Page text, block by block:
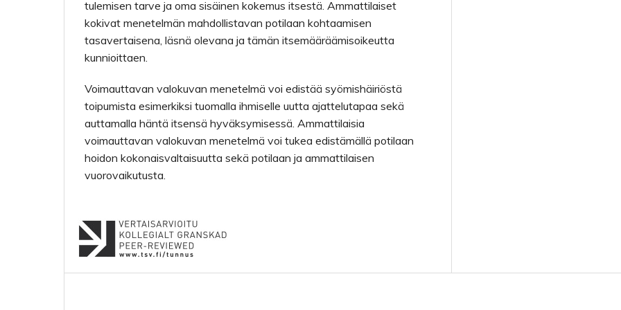
tulemisen tarve ja oma sisäinen kokemus itsestä. Ammattilaiset
kokivat menetelmän mahdollistavan potilaan kohtaamisen
tasavertaisena, läsnä olevana ja tämän itsemääräämisoikeutta
kunnioittaen.
Voimauttavan valokuvan menetelmä voi edistää syömishäiriöstä
toipumista esimerkiksi tuomalla ihmiselle uutta ajattelutapaa sekä
auttamalla häntä itsensä hyväksymisessä. Ammattilaisia
voimauttavan valokuvan menetelmä voi tukea edistämällä potilaan
hoidon kokonaisvaltaisuutta sekä potilaan ja ammattilaisen
vuorovaikutusta.